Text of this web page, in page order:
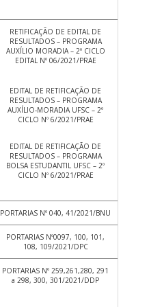
RETIFICAÇÃO DE EDITAL DE
RESULTADOS – PROGRAMA
AUXÍLIO MORADIA – 2º CICLO
EDITAL Nº 06/2021/PRAE
EDITAL DE RETIFICAÇÃO DE
RESULTADOS – PROGRAMA
AUXÍLIO-MORADIA UFSC – 2º
CICLO Nº 6/2021/PRAE
EDITAL DE RETIFICAÇÃO DE
RESULTADOS – PROGRAMA
BOLSA ESTUDANTIL UFSC – 2º
CICLO Nº 6/2021/PRAE
PORTARIAS Nº 040, 41/2021/BNU
PORTARIAS Nº0097, 100, 101,
108, 109/2021/DPC
PORTARIAS Nº 259,261,280, 291
a 298, 300, 301/2021/DDP